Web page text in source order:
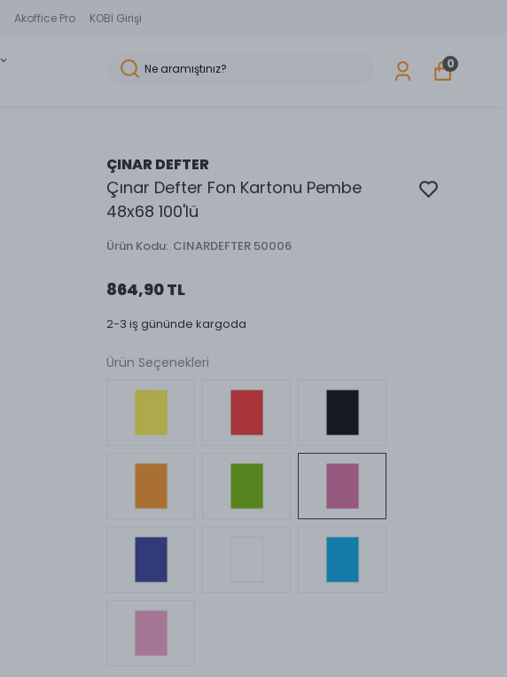
Akoffice Pro KOBİ Girişi
0
ÇINAR DEFTER
Çınar Defter Fon Kartonu Pembe
48x68 100'lü
Ürün Kodu: CINARDEFTER 50006
864,90 TL
2-3 iş gününde kargoda
Ürün Seçenekleri